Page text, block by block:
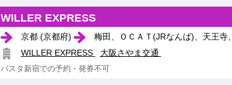
WILLER EXPRESS
京都 (京都府)
梅田、ＯＣＡＴ(JRなんば)、天王
WILLER EXPRESS
大阪さやま交通
バスタ新宿での予約・発券不可